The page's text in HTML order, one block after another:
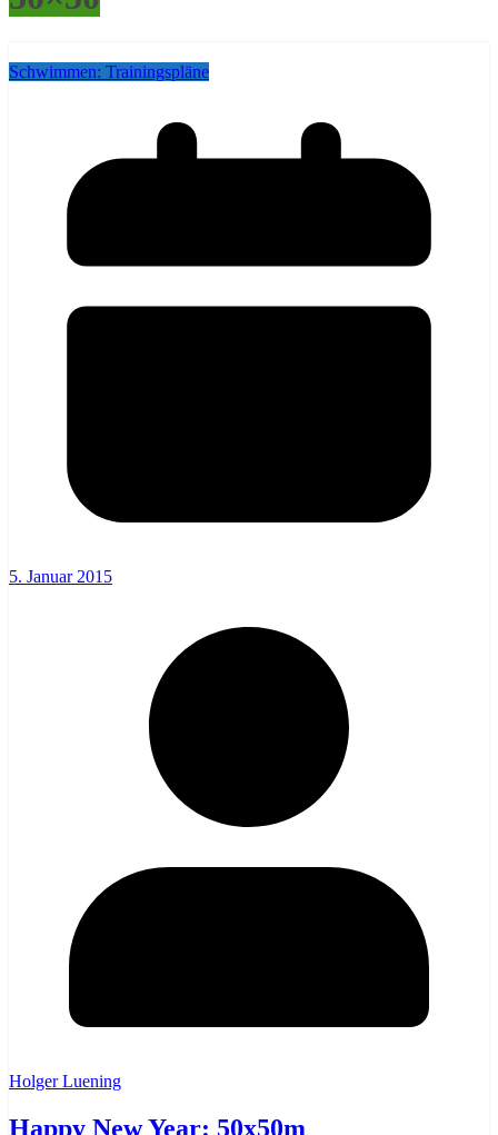
Schwimmen: Trainingspläne
5. Januar 2015
Holger Luening
Happy New Year: 50x50m